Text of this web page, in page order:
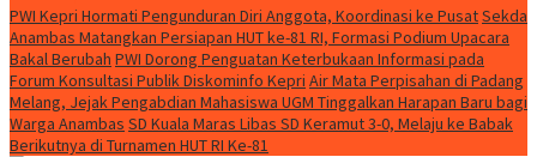
PWI Kepri Hormati Pengunduran Diri Anggota, Koordinasi ke PusatSekda
Anambas Matangkan Persiapan HUT ke-81 RI, Formasi Podium Upacara
Bakal Berubah PWI Dorong Penguatan Keterbukaan Informasi pada
Forum Konsultasi Publik Diskominfo Kepri Air Mata Perpisahan di Padang
Melang, Jejak Pengabdian Mahasiswa UGM Tinggalkan Harapan Baru bagi
Warga Anambas SD Kuala Maras Libas SD Keramut 3-0, Melaju ke Babak
Berikutnya di Turnamen HUT RI Ke-81